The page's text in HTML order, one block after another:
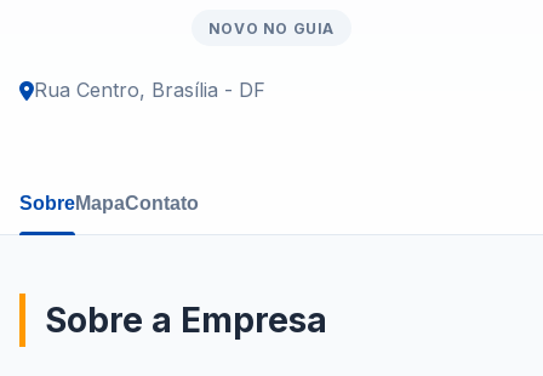
NOVO NO GUIA
Rua Centro, Brasília - DF
SobreMapaContato
Sobre a Empresa